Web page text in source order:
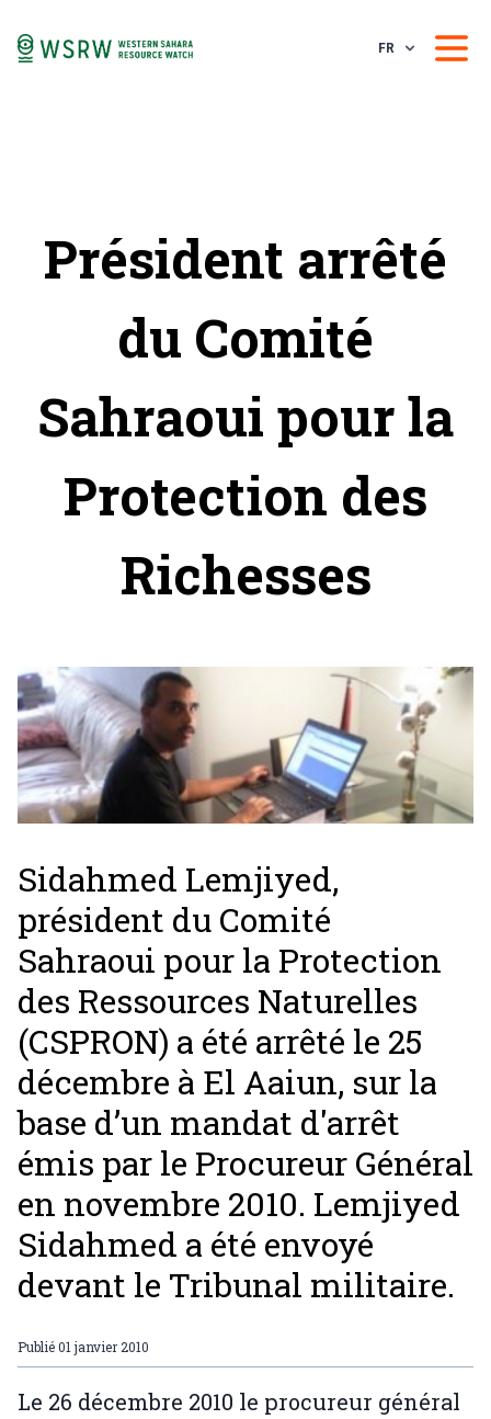
FR
Président arrêté
du Comité
Sahraoui pour la
Protection des
Richesses
Sidahmed Lemjiyed,
président du Comité
Sahraoui pour la Protection
des Ressources Naturelles
(CSPRON) a été arrêté le 25
décembre à El Aaiun, sur la
base d’un mandat d'arrêt
émis par le Procureur Général
en novembre 2010. Lemjiyed
Sidahmed a été envoyé
devant le Tribunal militaire.
Publié01 janvier 2010
Le 26 décembre 2010 le procureur général